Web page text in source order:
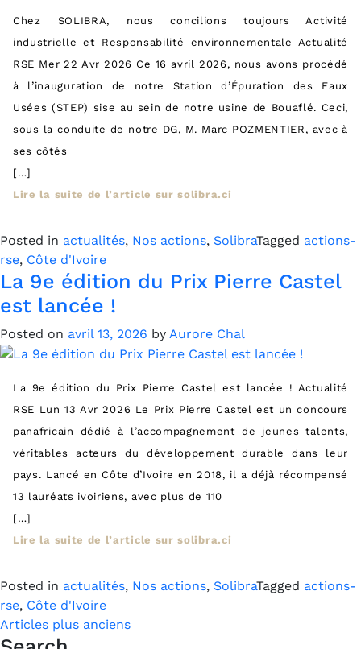
Chez SOLIBRA, nous concilions toujours Activité
industrielle et Responsabilité environnementale Actualité
RSE Mer 22 Avr 2026 Ce 16 avril 2026, nous avons procédé
à l’inauguration de notre Station d’Épuration des Eaux
Usées (STEP) sise au sein de notre usine de Bouaflé. Ceci,
sous la conduite de notre DG, M. Marc POZMENTIER, avec à
ses côtés
[…]
Lire la suite de l’article sur solibra.ci
Posted in actualités, Nos actions, SolibraTagged actions-
rse, Côte d'Ivoire
La 9e édition du Prix Pierre Castel
est lancée !
Posted on avril 13, 2026 by Aurore Chal
La 9e édition du Prix Pierre Castel est lancée ! Actualité
RSE Lun 13 Avr 2026 Le Prix Pierre Castel est un concours
panafricain dédié à l’accompagnement de jeunes talents,
véritables acteurs du développement durable dans leur
pays. Lancé en Côte d’Ivoire en 2018, il a déjà récompensé
13 lauréats ivoiriens, avec plus de 110
[…]
Lire la suite de l’article sur solibra.ci
Posted in actualités, Nos actions, SolibraTagged actions-
rse, Côte d'Ivoire
Navigation
Articles plus anciens